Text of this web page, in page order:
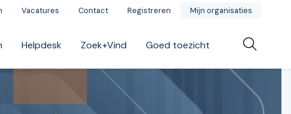
Vacatures Contact Registreren Mijn organisaties
Helpdesk Zoek+Vind Goed toezicht